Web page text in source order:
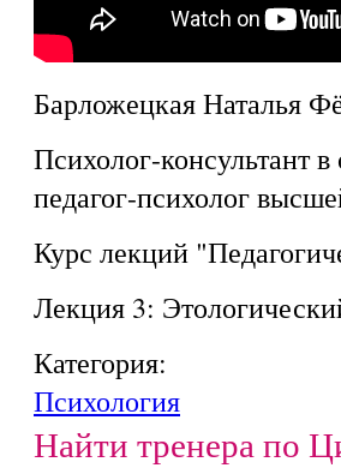
Барложецкая Наталья
Психолог-консультант
педагог-психолог
Курс лекций
Лекция 3:
Категория:
Психология
Найти тренера по